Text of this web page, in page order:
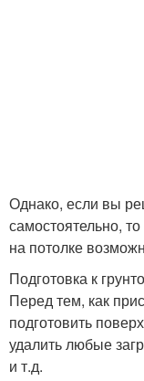
Однако, если вы
самостоятельно,
на потолке
Подготовка к
Перед тем, как
подготовить
удалить любые
и т.д.